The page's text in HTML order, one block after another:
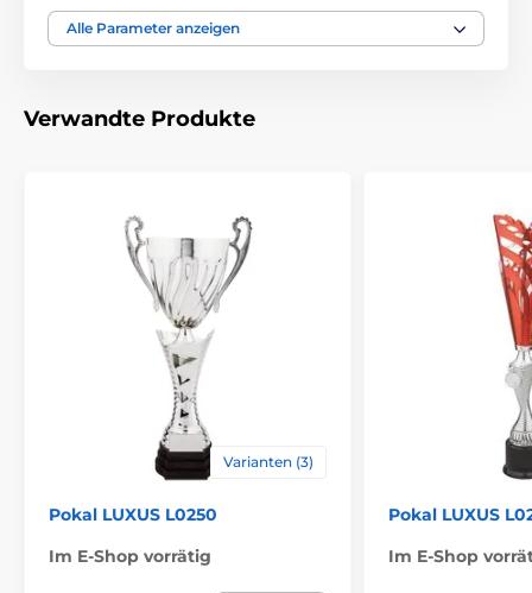
Höhe cm 51-45-41
Bedruckung des
Alle Parameter anzeigen
Verwandte Produkte
Varianten (3)
Pokal LUXUS L0250
Im E-Shop vorrätig
Pokal LUXUS
Im E-Shop